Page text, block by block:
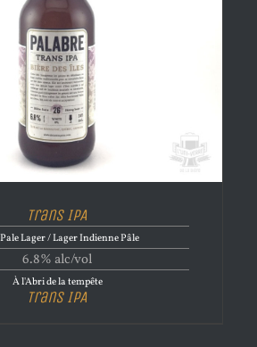
Trans IPA
Lager / Lager Indienne Pâle
6.8% alc/vol
À l'Abri de la tempête
Trans IPA